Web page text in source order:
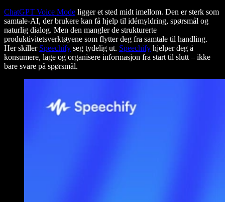
ChatGPT Voice Mode ligger et sted midt imellom. Den er sterk som
samtale-AI, der brukere kan få hjelp til idémyldring, spørsmål og
naturlig dialog. Men den mangler de strukturerte
produktivitetsverktøyene som flytter deg fra samtale til handling.
Her skiller Speechify seg tydelig ut. Speechify hjelper deg å
konsumere, lage og organisere informasjon fra start til slutt – ikke
bare svare på spørsmål.